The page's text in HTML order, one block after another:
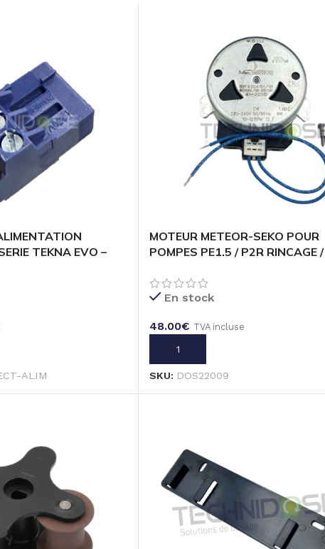
TEKNA EVO –
ALIM
MOTEUR METEOR-SEKO POUR
POMPES PE1.5 / P2R RINCAGE /
En stock
48.00€ TVA incluse
AJOUTER AU PANIER
SKU: DOS22009